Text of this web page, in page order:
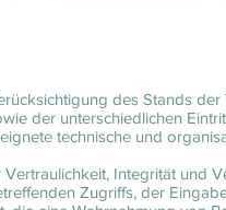
des Stands
der unterschiedlichen
technische und
Integrität und
Zugriffs, der